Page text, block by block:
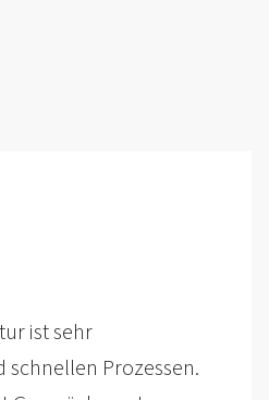
ist sehr
Prozessen.